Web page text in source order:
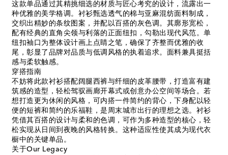
这款单品通过其精挑细选的材质与匠心考究的设计，流露出一
种优雅的美学格调。衬衫甄选透气的棉与亚麻混纺面料制成，
交织出精妙的条纹图案，并配以百搭的灰色调。其廓形宽松，
配有经典的直角尖领与利落的正面纽扣，勾勒出现代风范。单
纽扣袖口为整体设计画上点睛之笔，确保了齐整而优雅的收
尾，彰显了品牌对品质与低调风格的执着追求。面料兼具挺括
感与柔软触感。
穿搭指南
不妨将此款衬衫搭配阔腿西裤与纤细的皮革腰带，打造富有建
筑感的造型，轻松驾驭画廊开幕式或创意办公空间等场合。若
想打造更为休闲的风格，可内搭一件简约的背心，下身配以轻
便的短裤和简约的乐福鞋，是周末城市出行的理想之选。衬衫
凭借其百搭的设计与柔和的色调，可作为多种造型的核心，轻
松实现从日间到夜晚的风格转换。这种适应性使其成为现代衣
橱中的关键单品。
关于Our Legacy